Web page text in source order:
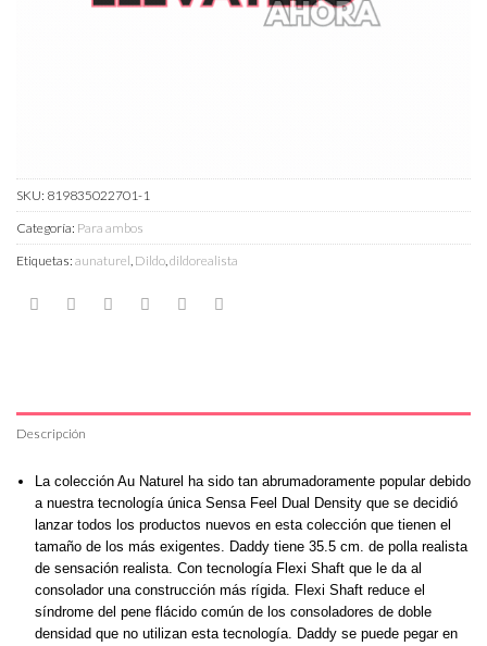
SKU: 819835022701-1
Categoría: Para ambos
Etiquetas: aunaturel Dildo dildorealista
Descripción
La colección Au Naturel ha sido tan abrumadoramente popular debido
a nuestra tecnología única Sensa Feel Dual Density que se decidió
lanzar todos los productos nuevos en esta colección que tienen el
tamaño de los más exigentes. Daddy tiene 35.5 cm. de polla realista
de sensación realista. Con tecnología Flexi Shaft que le da al
consolador una construcción más rígida. Flexi Shaft reduce el
síndrome del pene flácido común de los consoladores de doble
densidad que no utilizan esta tecnología. Daddy se puede pegar en